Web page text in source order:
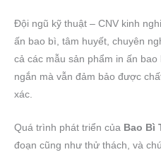
Đội ngũ kỹ thuật – CNV kinh
ấn bao bì, tâm huyết, chuyên
cả các mẫu sản phẩm in ấn
ngắn mà vẫn đảm bảo được
xác.
Quá trình phát triển của Bao Bì
đoạn cũng như thử thách, và